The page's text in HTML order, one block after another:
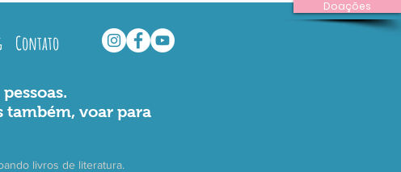
Doações
Contato
também, voar para
livros de literatura.